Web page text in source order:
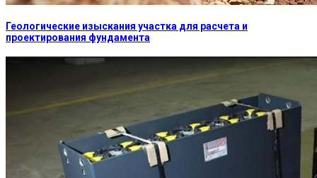
Геологические изыскания участка для расчета и
проектирования фундамента